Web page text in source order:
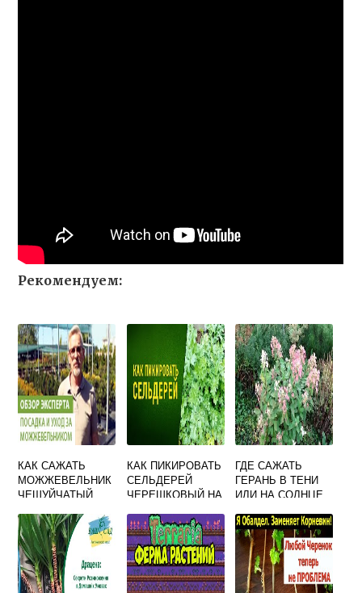
Рекомендуем:
КАК САЖАТЬ
МОЖЖЕВЕЛЬНИК
ЧЕШУЙЧАТЫЙ
КАК ПИКИРОВАТЬ
СЕЛЬДЕРЕЙ
ЧЕРЕШКОВЫЙ НА
ГДЕ САЖАТЬ
ГЕРАНЬ В ТЕНИ
ИЛИ НА СОЛНЦЕ